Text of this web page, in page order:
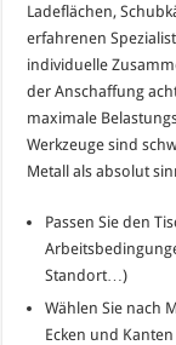
Ladeflächen,
erfahrenen
individuelle
der Anschaffung
maximale
Werkzeuge sind
Metall als absolut
Passen Sie den
Standort…)
Wählen Sie nach
Ecken und